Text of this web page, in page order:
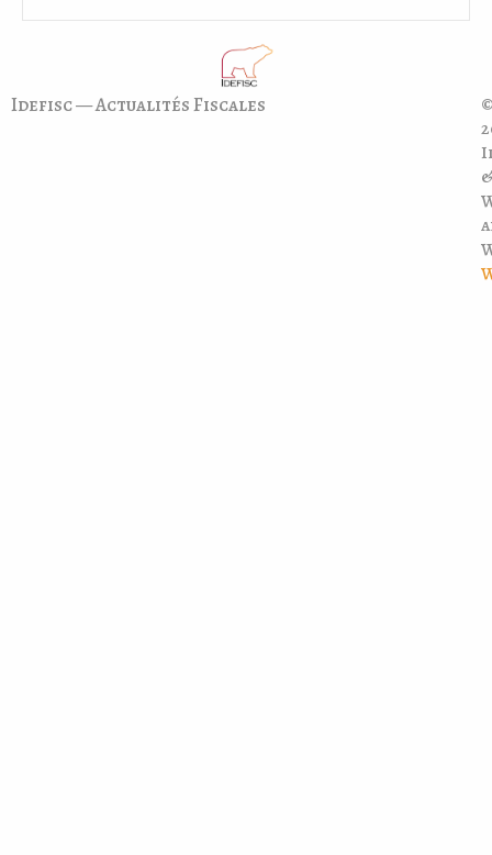
Idefisc — Actualités Fiscales